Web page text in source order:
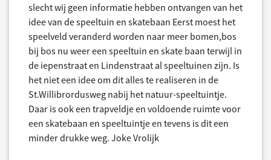
slecht wij geen informatie hebben ontvangen van het
idee van de speeltuin en skatebaan Eerst moest het
speelveld veranderd worden naar meer bomen,bos
bij bos nu weer een speeltuin en skate baan terwijl in
de iepenstraat en Lindenstraat al speeltuinen zijn. Is
het niet een idee om dit alles te realiseren in de
St.Willibrordusweg nabij het natuur-speeltuintje.
Daar is ook een trapveldje en voldoende ruimte voor
een skatebaan en speeltuintje en tevens is dit een
minder drukke weg. Joke Vrolijk